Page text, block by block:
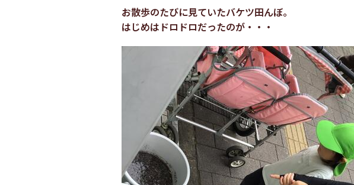
お散歩のたびに見ていたバケツ田んぼ。
はじめはドロドロだったのが・・・